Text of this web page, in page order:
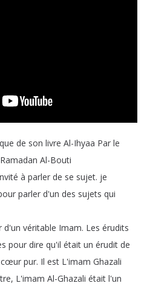
de son livre Al-Ihyaa Par le
Ramadan Al-Bouti
à parler de se sujet. je
parler d'un des sujets qui
d'un véritable Imam. Les érudits
pour dire qu'il était un érudit de
cœur pur. Il est L'imam Ghazali
, L'imam Al-Ghazali était l'un